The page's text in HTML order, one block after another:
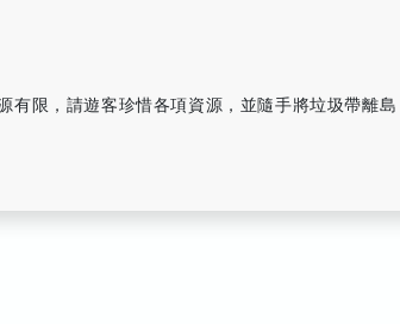
限，請遊客珍惜各項資源，並隨手將垃圾帶離島